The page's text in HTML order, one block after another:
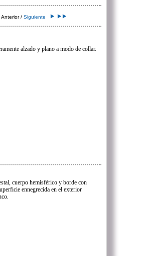
Anterior / Siguiente
alzado y plano a modo de collar.
cuerpo hemisférico y borde con
ennegrecida en el exterior